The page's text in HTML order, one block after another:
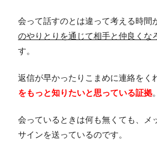
会って話すのとは違って考える時間
のやりとりを通じて相手と仲良くな
す。
返信が早かったりこまめに連絡をく
をもっと知りたいと思っている証拠。
会っているときは何も無くても、メ
サインを送っているのです。